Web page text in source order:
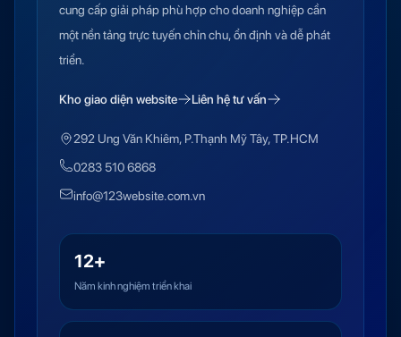
cung cấp giải pháp phù hợp cho doanh nghiệp cần
một nền tảng trực tuyến chỉn chu, ổn định và dễ phát
triển.
Kho giao diện website Liên hệ tư vấn
292 Ung Văn Khiêm, P.Thạnh Mỹ Tây, TP.HCM
0283 510 6868
info@123website.com.vn
12+
Năm kinh nghiệm triển khai